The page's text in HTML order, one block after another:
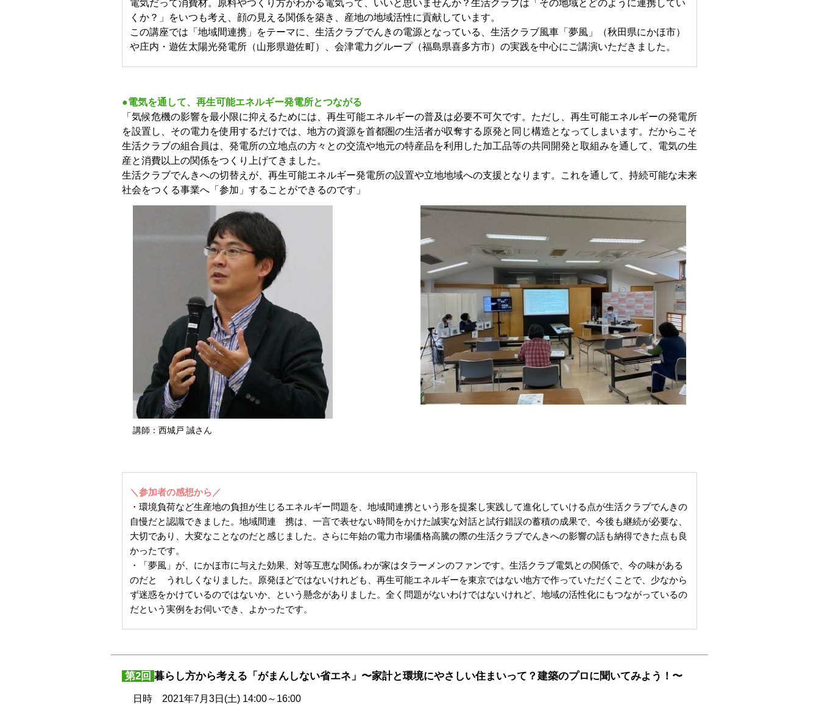
電気だって消費材。原料やつくり方がわかる電気って、いいと思いませんか？生活クラブは「その地域とどのように連携してい
くか？」をいつも考え、顔の見える関係を築き、産地の地域活性に貢献しています。
この講座では「地域間連携」をテーマに、生活クラブでんきの電源となっている、生活クラブ風車「夢風」（秋田県にかほ市）
や庄内・遊佐太陽光発電所（山形県遊佐町）、会津電力グループ（福島県喜多方市）の実践を中心にご講演いただきました。
●電気を通して、再生可能エネルギー発電所とつながる
「気候危機の影響を最小限に抑えるためには、再生可能エネルギーの普及は必要不可欠です。ただし、再生可能エネルギーの発電所
を設置し、その電力を使用するだけでは、地方の資源を首都圏の生活者が収奪する原発と同じ構造となってしまいます。だからこそ
生活クラブの組合員は、発電所の立地点の方々との交流や地元の特産品を利用した加工品等の共同開発と取組みを通して、電気の生
産と消費以上の関係をつくり上げてきました。
生活クラブでんきへの切替えが、再生可能エネルギー発電所の設置や立地地域への支援となります。これを通して、持続可能な未来
社会をつくる事業へ「参加」することができるのです」
講師：西城戸 誠さん
＼参加者の感想から／
・環境負荷など生産地の負担が生じるエネルギー問題を、地域間連携という形を提案し実践して進化していける点が生活クラブでんきの
自慢だと認識できました。地域間連 携は、一言で表せない時間をかけた誠実な対話と試行錯誤の蓄積の成果で、今後も継続が必要な、
大切であり、大変なことなのだと感じました。さらに年始の電力市場価格高騰の際の生活クラブでんきへの影響の話も納得できた点も良
かったです。
・「夢風」が、にかほ市に与えた効果、対等互恵な関係｡わが家はタラーメンのファンです。生活クラブ電気との関係で、今の味がある
のだと うれしくなりました。原発ほどではないけれども、再生可能エネルギーを東京ではない地方で作っていただくことで、少なから
ず迷惑をかけているのではないか、という懸念がありました。全く問題がないわけではないけれど、地域の活性化にもつながっているの
だという実例をお伺いでき、よかったです。
第2回 暮らし方から考える「がまんしない省エネ」〜家計と環境にやさしい住まいって？建築のプロに聞いてみよう！〜
日時 2021年7月3日(土) 14:00～16:00